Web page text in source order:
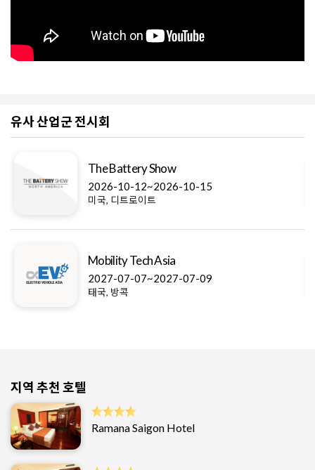
유사 산업군 전시회
The Battery Show
2026-10-12~2026-10-15
미국, 디트로이트
Mobility Tech Asia
2027-07-07~2027-07-09
태국, 방콕
지역 추천 호텔
Ramana Saigon Hotel